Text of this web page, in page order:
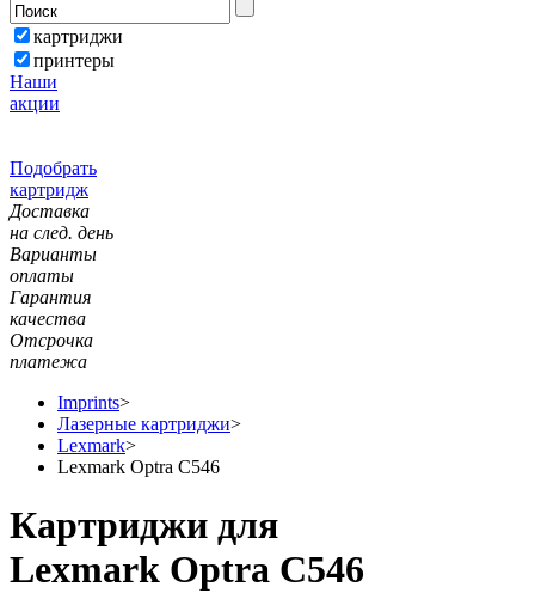
картриджи
принтеры
Наши
акции
Подобрать
картридж
Доставка
на след. день
Варианты
оплаты
Гарантия
качества
Отсрочка
платежа
Imprints>
Лазерные картриджи>
Lexmark>
Lexmark Optra C546
Картриджи для
Lexmark Optra C546